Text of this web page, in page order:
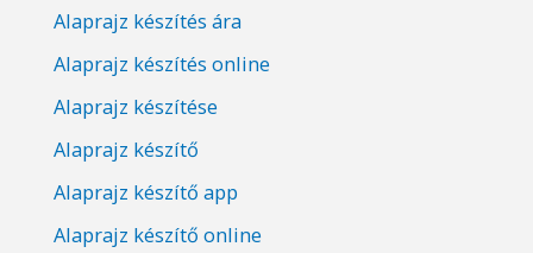
Alaprajz készítés ára
Alaprajz készítés online
Alaprajz készítése
Alaprajz készítő
Alaprajz készítő app
Alaprajz készítő online